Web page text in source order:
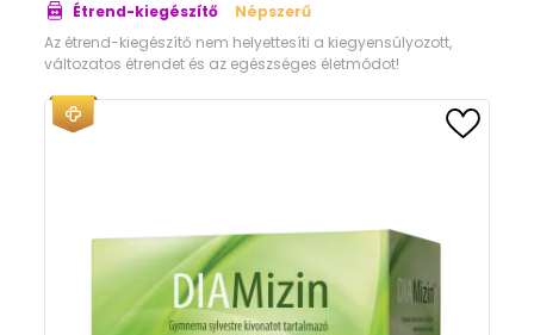
Étrend-kiegészítő
Népszerű
Az étrend-kiegészítő nem helyettesíti a kiegyensúlyozott,
változatos étrendet és az egészséges életmódot!